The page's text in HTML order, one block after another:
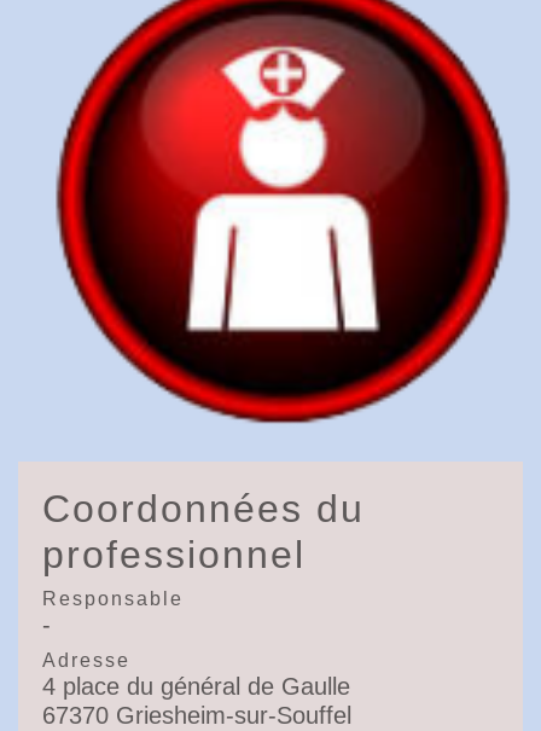
Coordonnées du
professionnel
Responsable
-
Adresse
4 place du général de Gaulle
67370 Griesheim-sur-Souffel